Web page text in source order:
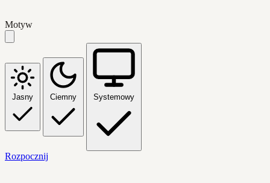
Motyw
Jasny Ciemny Systemowy
Rozpocznij